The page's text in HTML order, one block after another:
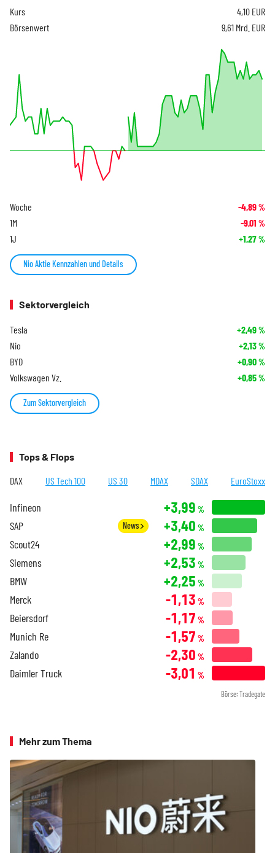
Kurs 4,10 EUR
Börsenwert
9,61 Mrd. EUR
Woche -4,89%
1M -9,01 %
1J +1,27%
Nio Aktie Kennzahlen und Details
Sektorvergleich
Tesla +2,49%
Nio +2,13%
BYD +0,90%
Volkswagen Vz. +0,85%
Zum Sektorvergleich
Tops & Flops
DAX US Tech 100 US 30 MDAX SDAX EuroStoxx
Infineon +3,99 %
SAP News +3,40 %
Scout24 +2,99 %
Siemens +2,53 %
BMW +2,25 %
Merck -1,13 %
Beiersdorf -1,17 %
Munich Re -1,57 %
Zalando -2,30 %
Daimler Truck -3,01 %
Börse: Tradegate
Mehr zum Thema